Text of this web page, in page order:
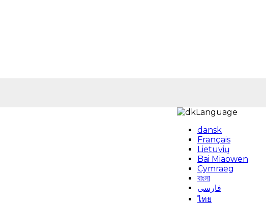
Language
dansk
Français
Lietuvių
Bai Miaowen
Cymraeg
বাংলা
فارسی
ไทย